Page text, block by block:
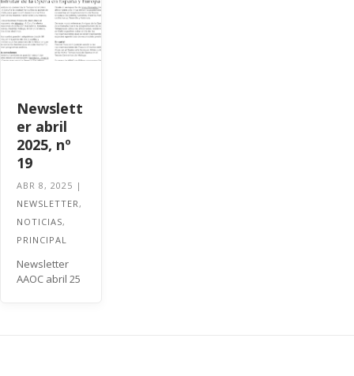
Newslett
er abril
2025, nº
19
ABR 8, 2025 |
NEWSLETTER,
NOTICIAS,
PRINCIPAL
Newsletter
AAOC abril 25